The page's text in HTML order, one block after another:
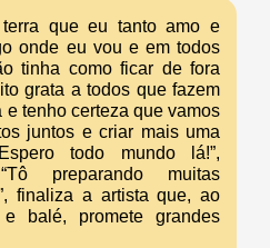
terra que eu tanto amo e
onde eu vou e em todos
tinha como ficar de fora
grata a todos que fazem
e tenho certeza que vamos
juntos e criar mais uma
todo mundo lá!”,
preparando muitas
finaliza a artista que, ao
balé, promete grandes